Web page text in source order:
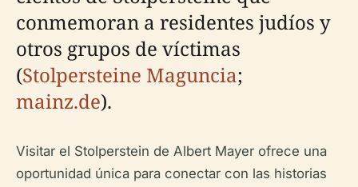
conmemoran a residentes judíos y
otros grupos de víctimas
(Stolpersteine Maguncia;
mainz.de).
Visitar el Stolperstein de Albert Mayer ofrece una
oportunidad única para conectar con las historias